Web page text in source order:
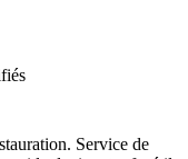
Service de